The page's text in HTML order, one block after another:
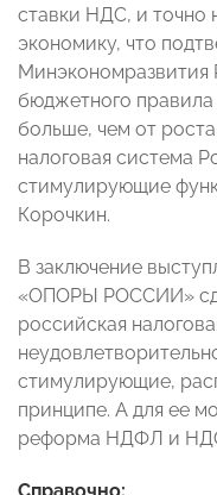
ставки НДС, и точно
экономику, что
Минэкономразвития
бюджетного
больше, чем от
налоговая система
стимулирующие
Корочкин.
В заключение
«ОПОРЫ РОССИИ»
российская
стимулирующие,
принципе. А для ее
реформа НДФЛ и